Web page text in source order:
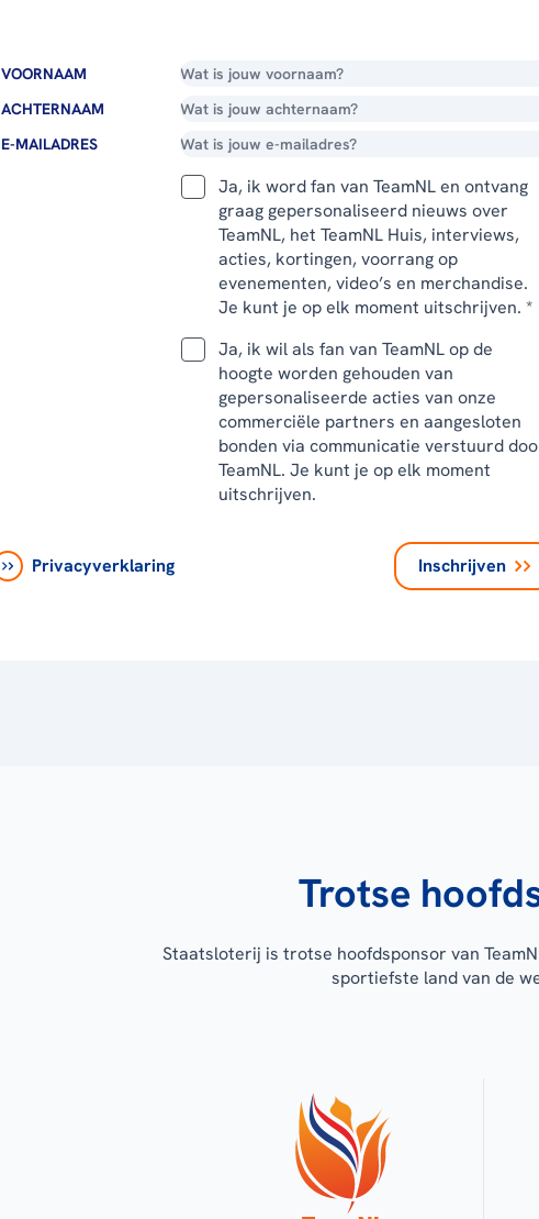
VOORNAAM
ACHTERNAAM
E-MAILADRES
Ja, ik word fan van TeamNL en ontvang
graag gepersonaliseerd nieuws over
TeamNL, het TeamNL Huis, interviews,
acties, kortingen, voorrang op
evenementen, video’s en merchandise.
Je kunt je op elk moment uitschrijven. *
Ja, ik wil als fan van TeamNL op de
hoogte worden gehouden van
gepersonaliseerde acties van onze
commerciële partners en aangesloten
bonden via communicatie verstuurd
TeamNL. Je kunt je op elk moment
uitschrijven.
Privacyverklaring Inschrijven
Trotse
Staatsloterij is trotse hoofdsponsor van
sportiefste land van de